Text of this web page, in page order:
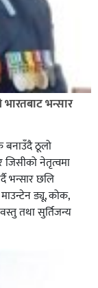
भन्सार
बनाउँदै ठूलो
नेतृत्वमा
भन्सार छलि
ड्यू, कोक,
वस्तु तथा सुर्तिजन्य